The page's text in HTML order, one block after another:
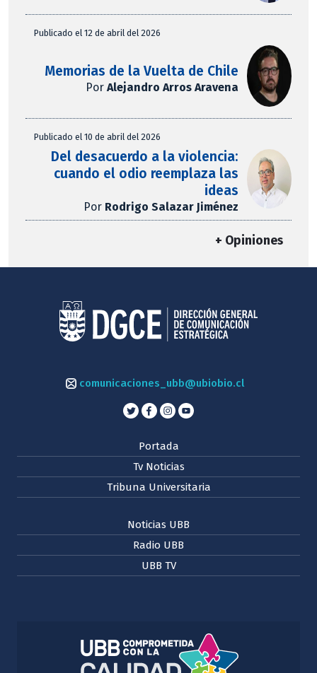
Publicado el 12 de abril del 2026
Memorias de la Vuelta de Chile
PorAlejandro Arros Aravena
Publicado el 10 de abril del 2026
Del desacuerdo a la violencia:
cuando el odio reemplaza las
ideas
Por Rodrigo Salazar Jiménez
+ Opiniones
comunicaciones_ubb@ubiobio.cl
Portada
Tv Noticias
Tribuna Universitaria
Noticias UBB
Radio UBB
UBB TV